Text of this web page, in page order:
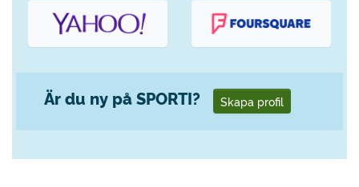
Är du ny på SPORTI? Skapa profil